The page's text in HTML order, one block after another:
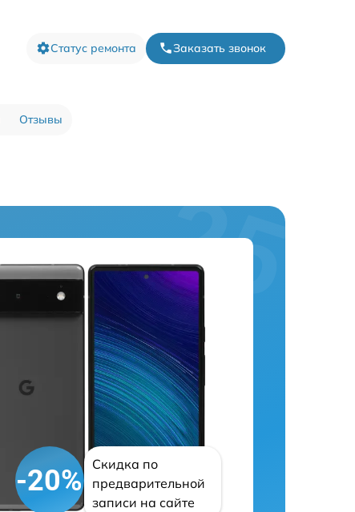
Статус ремонта Заказать звонок
Отзывы
-20%
Скидка по
предварительной
записи на сайте